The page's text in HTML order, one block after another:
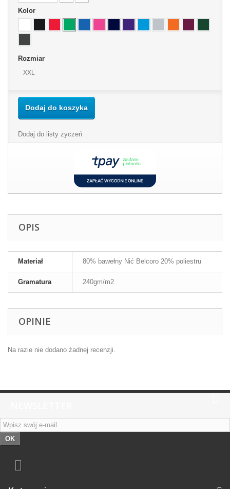
Kolor
Rozmiar
XXL
Dodaj do koszyka
Dodaj do listy życzeń
OPIS
Materiał 80% bawełny Nić Belcoro 20% poliestru
Gramatura 240gm/m2
OPINIE
Na razie nie dodano żadnej recenzji.
OK